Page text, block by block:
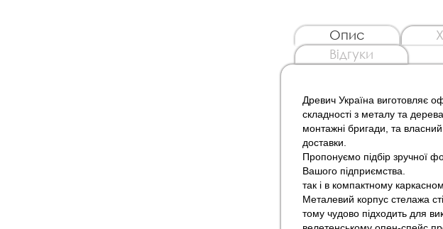
Опис
Відгуки
Древич Україна виготовляє
складності з металу та дерева.
монтажні бригади, та
доставки.
Пропонуємо підбір зручної
Вашого підприємства.
так і в компактному
Металевий корпус стелажа
тому чудово підходить для